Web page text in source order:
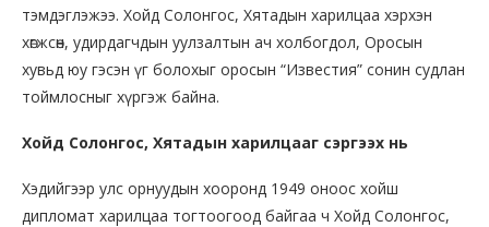
тэмдэглэжээ. Хойд Солонгос, Хятадын харилцаа хэрхэн
хөгжсөн, удирдагчдын уулзалтын ач холбогдол, Оросын
хувьд юу гэсэн үг болохыг оросын “Известия” сонин судлан
тоймлосныг хүргэж байна.
Хойд Солонгос, Хятадын харилцааг сэргээх нь
Хэдийгээр улс орнуудын хооронд 1949 оноос хойш
дипломат харилцаа тогтоогоод байгаа ч Хойд Солонгос,